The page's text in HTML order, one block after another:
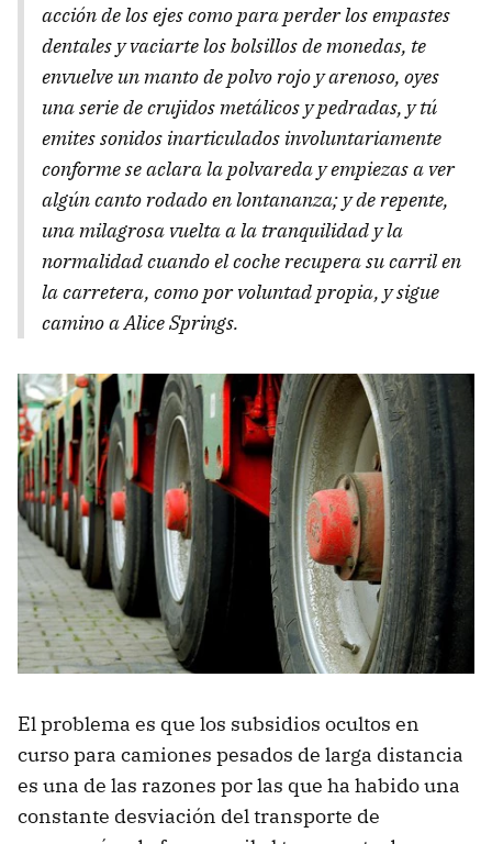
acción de los ejes como para perder los empastes
dentales y vaciarte los bolsillos de monedas, te
envuelve un manto de polvo rojo y arenoso, oyes
una serie de crujidos metálicos y pedradas, y tú
emites sonidos inarticulados involuntariamente
conforme se aclara la polvareda y empiezas a ver
algún canto rodado en lontananza; y de repente,
una milagrosa vuelta a la tranquilidad y la
normalidad cuando el coche recupera su carril en
la carretera, como por voluntad propia, y sigue
camino a Alice Springs.
El problema es que los subsidios ocultos en
curso para camiones pesados ​​de larga distancia
es una de las razones por las que ha habido una
constante desviación del transporte de